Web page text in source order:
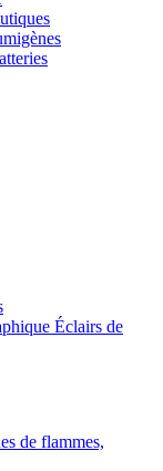
Éclairs de